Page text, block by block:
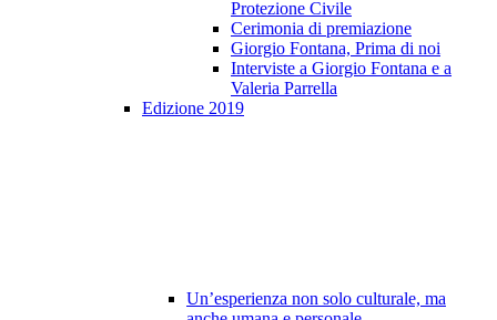
Protezione Civile
Cerimonia di premiazione
Giorgio Fontana, Prima di noi
Interviste a Giorgio Fontana e a
Valeria Parrella
Edizione 2019
Un’esperienza non solo culturale, ma